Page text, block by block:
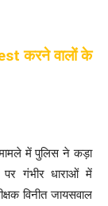
करने वालों के
में पुलिस ने कड़ा
गंभीर धाराओं में
विनीत जायसवाल